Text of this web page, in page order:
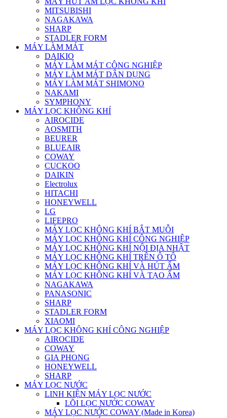
MITSUBISHI
NAGAKAWA
SHARP
STADLER FORM
MÁY LÀM MÁT
DAIKIO
MÁY LÀM MÁT CÔNG NGHIỆP
MÁY LÀM MÁT DÂN DỤNG
MÁY LÀM MÁT SHIMONO
NAKAMI
SYMPHONY
MÁY LỌC KHÔNG KHÍ
AIROCIDE
AOSMITH
BEURER
BLUEAIR
COWAY
CUCKOO
DAIKIN
Electrolux
HITACHI
HONEYWELL
LG
LIFEPRO
MÁY LỌC KHÔNG KHÍ BẮT MUỖI
MÁY LỌC KHÔNG KHÍ CÔNG NGHIỆP
MÁY LỌC KHÔNG KHÍ NỘI ĐỊA NHẬT
MÁY LỌC KHÔNG KHÍ TRÊN Ô TÔ
MÁY LỌC KHÔNG KHÍ VÀ HÚT ẨM
MÁY LỌC KHÔNG KHÍ VÀ TẠO ẨM
NAGAKAWA
PANASONIC
SHARP
STADLER FORM
XIAOMI
MÁY LỌC KHÔNG KHÍ CÔNG NGHIỆP
AIROCIDE
COWAY
GIA PHONG
HONEYWELL
SHARP
MÁY LỌC NƯỚC
LINH KIỆN MÁY LỌC NƯỚC
LÕI LỌC NƯỚC COWAY
MÁY LỌC NƯỚC COWAY (Made in Korea)